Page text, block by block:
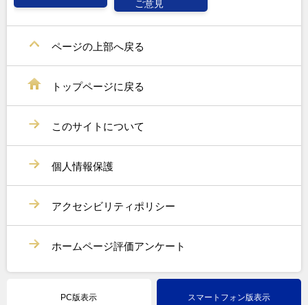
ご意見
ページの上部へ戻る
トップページに戻る
このサイトについて
個人情報保護
アクセシビリティポリシー
ホームページ評価アンケート
PC版表示 スマートフォン版表示